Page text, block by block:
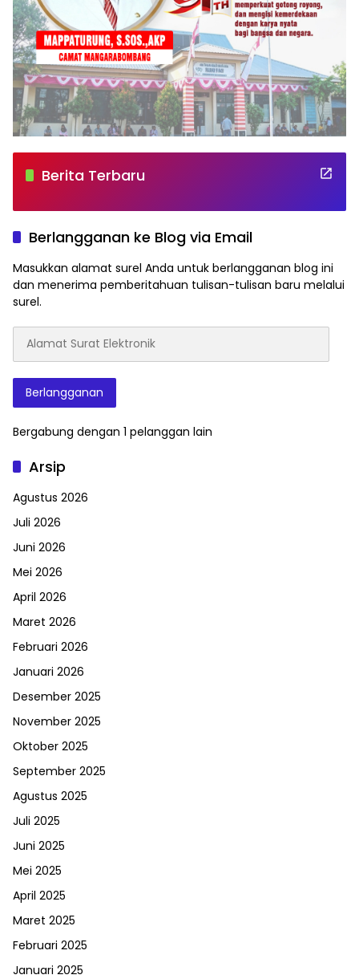
Berita Terbaru
Berlangganan ke Blog via Email
Masukkan alamat surel Anda untuk berlangganan blog ini
dan menerima pemberitahuan tulisan-tulisan baru melalui
surel.
Surat
Elektronik
Berlangganan
Bergabung dengan 1 pelanggan lain
Arsip
Agustus 2026
Juli 2026
Juni 2026
Mei 2026
April 2026
Maret 2026
Februari 2026
Januari 2026
Desember 2025
November 2025
Oktober 2025
September 2025
Agustus 2025
Juli 2025
Juni 2025
Mei 2025
April 2025
Maret 2025
Februari 2025
Januari 2025